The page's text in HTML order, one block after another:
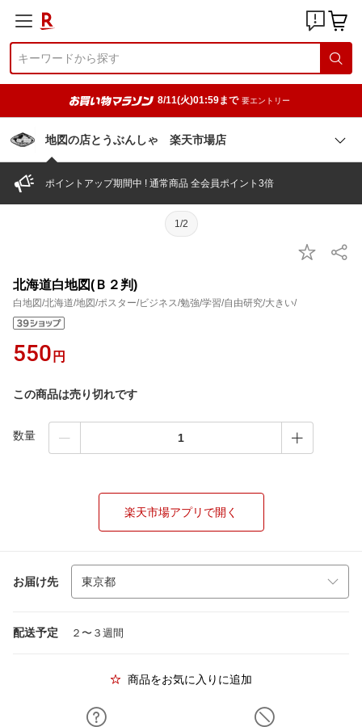
8/11(火)01:59まで 要エントリー
地図の店とうぶんしゃ 楽天市場店
ポイントアップ期間中 ! 通常商品 全会員ポイント3倍
1/2
北海道白地図(Ｂ２判)
白地図/北海道/地図/ポスター/ビジネス/勉強/学習/自由研究/大きい/
550 円
この商品は売り切れです
数量
楽天市場アプリで開く
お届け先
配送予定 ２〜３週間
商品をお気に入りに追加